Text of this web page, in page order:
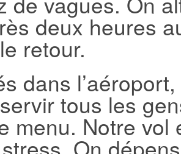
deux heures
retour.
dans
tous les
menu. Notre
On